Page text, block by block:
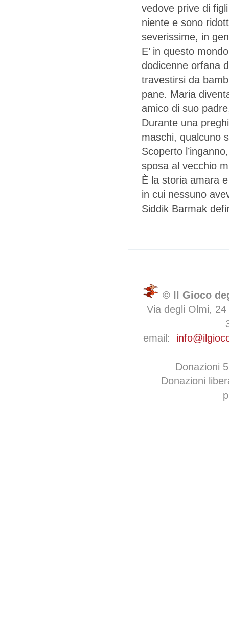
vedove prive di
niente e sono
severissime, in
E’ in questo
dodicenne orfana
travestirsi da
pane. Maria
amico di suo
Durante una
maschi, qualcuno
Scoperto
sposa al vecchio
È la storia amara
in cui nessuno
Siddik Barmak
© Il Gioco
Via degli Olmi,
email:
Donazioni
Donazioni